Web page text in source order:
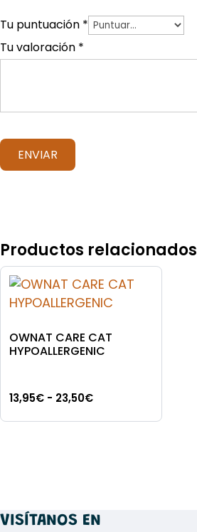
Tu puntuación *
Tu valoración *
Productos relacionados
OWNAT CARE CAT
HYPOALLERGENIC
13,95€ - 23,50€Rango
Este
Las
VISÍTANOS EN